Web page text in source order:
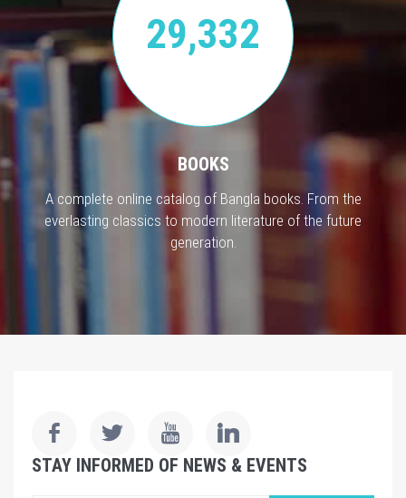
29,332
BOOKS
A complete online catalog of Bangla books. From the
everlasting classics to modern literature of the future
generation.
STAY INFORMED OF NEWS & EVENTS